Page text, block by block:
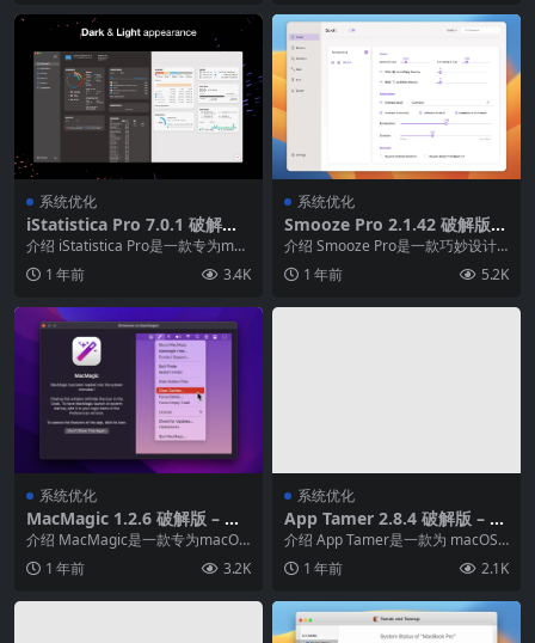
系统优化
iStatistica Pro 7.0.1 破解版
– 系统资源监测软件
介绍 iStatistica Pro是一款专为mac
OS设计的系统监测和诊断工具...
1 年前 3.4K
系统优化
Smooze Pro 2.1.42 破解版 –
鼠标滚动增强工具
介绍 Smooze Pro是一款巧妙设计
的工具，旨在为macOS用户提供流
畅的滚...
1 年前 5.2K
系统优化
MacMagic 1.2.6 破解版 – ma
cOS系统维护工具箱
介绍 MacMagic是一款专为macOS
设计的快速工具软件，让用户轻松
访问和使...
1 年前 3.2K
系统优化
App Tamer 2.8.4 破解版 – C
PU优化系统资源管理的绝佳助
手
介绍 App Tamer是一款为 macOS
用户设计的应用程序。这款软件的
主要...1 年前 2.1K